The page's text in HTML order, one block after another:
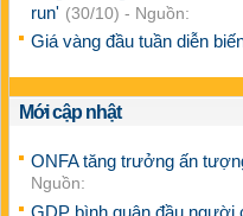
run' (30/10) - Nguồn:
Giá vàng đầu tuần diễn
Mới cập nhật
ONFA tăng trưởng ấn
Nguồn: